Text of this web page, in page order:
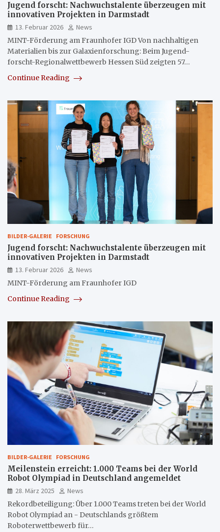
Jugend forscht: Nachwuchstalente überzeugen mit
innovativen Projekten in Darmstadt
13. Februar 2026
News
MINT-Förderung am Fraunhofer IGD Von nachhaltigen
Materialien bis zur Galaxienforschung: Beim Jugend-
forscht-Regionalwettbewerb Hessen Süd zeigten 57…
Continue Reading
BILDER-GALERIE FORSCHUNG
Jugend forscht: Nachwuchstalente überzeugen mit
innovativen Projekten in Darmstadt
13. Februar 2026
News
MINT-Förderung am Fraunhofer IGD
Continue Reading
BILDER-GALERIE FORSCHUNG
Meilenstein erreicht: 1.000 Teams bei der World
Robot Olympiad in Deutschland angemeldet
28. März 2025
News
Rekordbeteiligung: Über 1.000 Teams treten bei der World
Robot Olympiad an - Deutschlands größtem
Roboterwettbewerb für…